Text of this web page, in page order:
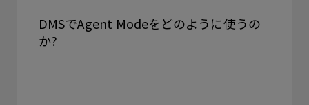
DMSでAgent Modeをどのように使うの
か?